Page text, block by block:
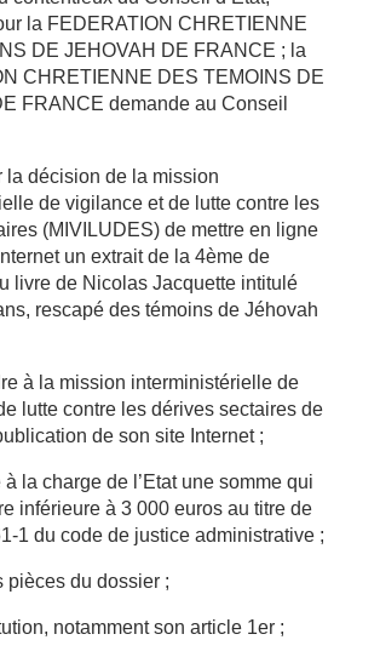
la FEDERATION CHRETIENNE
DE JEHOVAH DE FRANCE ; la
CHRETIENNE DES TEMOINS DE
FRANCE demande au Conseil
la décision de la mission
de vigilance et de lutte contre les
(MIVILUDES) de mettre en ligne
un extrait de la 4ème de
livre de Nicolas Jacquette intitulé
rescapé des témoins de Jéhovah
à la mission interministérielle de
lutte contre les dérives sectaires de
de son site Internet ;
à la charge de l’Etat une somme qui
inférieure à 3 000 euros au titre de
1 du code de justice administrative ;
pièces du dossier ;
notamment son article 1er ;